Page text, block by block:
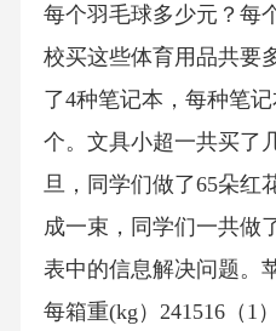
每个羽毛球多少元？每
校买这些体育用品共要
了4种笔记本，每种笔
个。文具小超一共买了
旦，同学们做了65朵红
成一束，同学们一共做
表中的信息解决问题。
每箱重(kg）241516（1